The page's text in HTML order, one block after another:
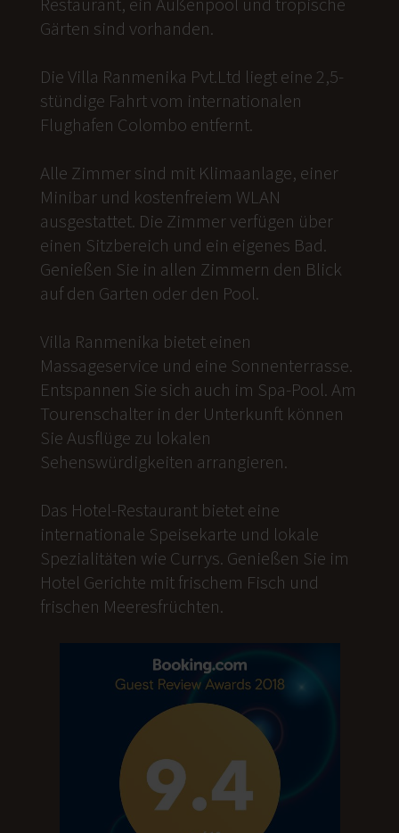
Gärten sind vorhanden.
Die Villa Ranmenika Pvt.Ltd liegt eine 2,5-
stündige Fahrt vom internationalen
Flughafen Colombo entfernt.
Alle Zimmer sind mit Klimaanlage, einer
Minibar und kostenfreiem WLAN
ausgestattet. Die Zimmer verfügen über
einen Sitzbereich und ein eigenes Bad.
Genießen Sie in allen Zimmern den Blick
auf den Garten oder den Pool.
Villa Ranmenika bietet einen
Massageservice und eine Sonnenterrasse.
Entspannen Sie sich auch im Spa-Pool. Am
Tourenschalter in der Unterkunft können
Sie Ausflüge zu lokalen
Sehenswürdigkeiten arrangieren.
Das Hotel-Restaurant bietet eine
internationale Speisekarte und lokale
Spezialitäten wie Currys. Genießen Sie im
Hotel Gerichte mit frischem Fisch und
frischen Meeresfrüchten.